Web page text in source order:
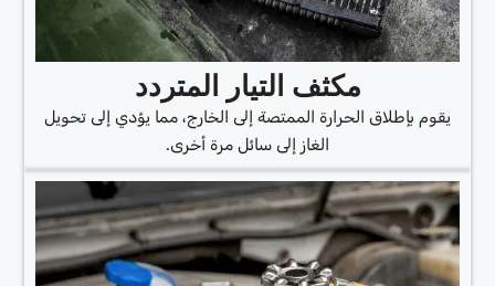
مكثف التيار المتردد
يقوم بإطلاق الحرارة الممتصة إلى الخارج، مما يؤدي إلى تحويل
الغاز إلى سائل مرة أخرى.